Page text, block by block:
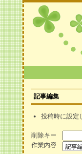
記事編集
投稿時に設定
削除キー
作業内容